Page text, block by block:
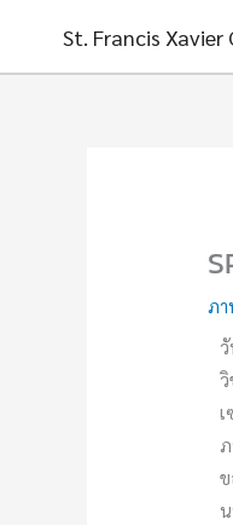
content
St. Francis Xavier
ภา